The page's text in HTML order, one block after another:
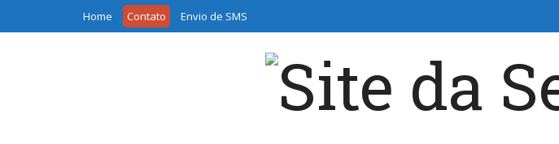
Home Contato Envio de SMS